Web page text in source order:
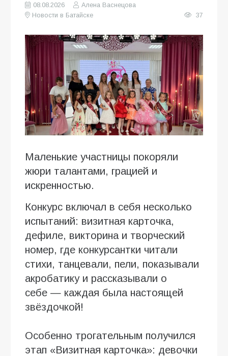
08.08.2026
Алена Васнецова
Новости в Батайске
37
Маленькие участницы покоряли
жюри талантами, грацией и
искренностью.
Конкурс включал в себя несколько
испытаний: визитная карточка,
дефиле, викторина и творческий
номер, где конкурсантки читали
стихи, танцевали, пели, показывали
акробатику и рассказывали о
себе — каждая была настоящей
звёздочкой!
Особенно трогательным получился
этап «Визитная карточка»: девочки